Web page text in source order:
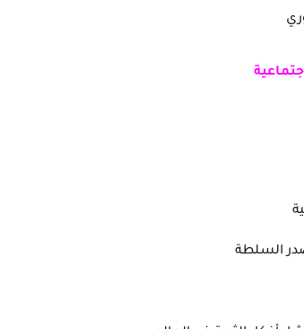
الديمقراطية
الشعب مصدر السلطة